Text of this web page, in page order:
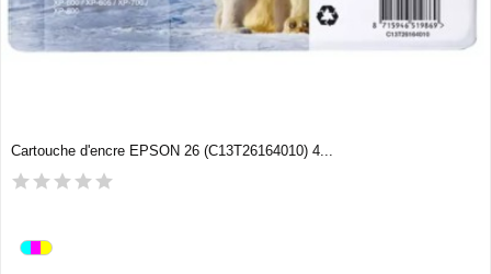
Cartouche d'encre EPSON 26 (C13T26164010) 4...